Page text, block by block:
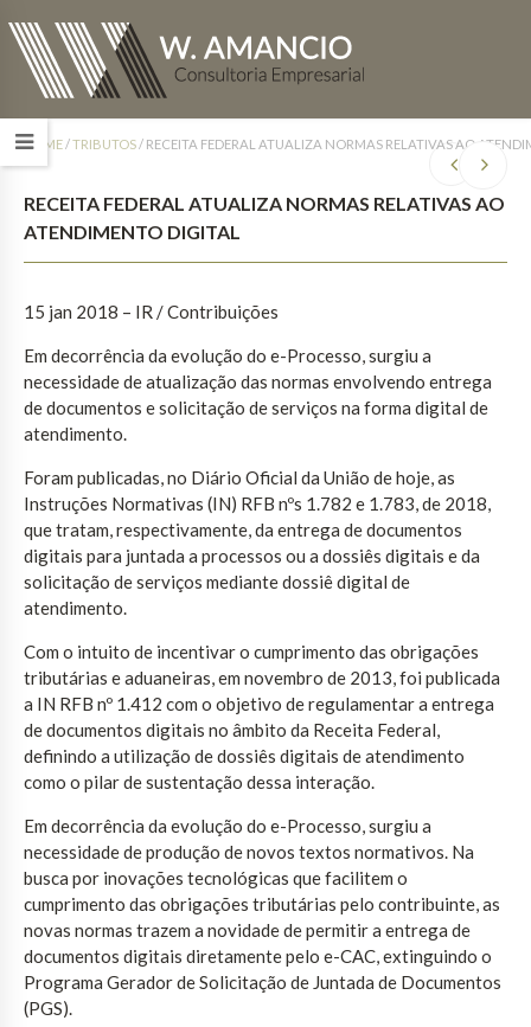
HOME/TRIBUTOS/ RECEITA FEDERAL ATUALIZA NORMAS RELATIVAS AO
RECEITA FEDERAL ATUALIZA NORMAS RELATIVAS AO
ATENDIMENTO DIGITAL
15 jan 2018 – IR / Contribuições
Em decorrência da evolução do e-Processo, surgiu a
necessidade de atualização das normas envolvendo entrega
de documentos e solicitação de serviços na forma digital de
atendimento.
Foram publicadas, no Diário Oficial da União de hoje, as
Instruções Normativas (IN) RFB nºs 1.782 e 1.783, de 2018,
que tratam, respectivamente, da entrega de documentos
digitais para juntada a processos ou a dossiês digitais e da
solicitação de serviços mediante dossiê digital de
atendimento.
Com o intuito de incentivar o cumprimento das obrigações
tributárias e aduaneiras, em novembro de 2013, foi publicada
a IN RFB nº 1.412 com o objetivo de regulamentar a entrega
de documentos digitais no âmbito da Receita Federal,
definindo a utilização de dossiês digitais de atendimento
como o pilar de sustentação dessa interação.
Em decorrência da evolução do e-Processo, surgiu a
necessidade de produção de novos textos normativos. Na
busca por inovações tecnológicas que facilitem o
cumprimento das obrigações tributárias pelo contribuinte, as
novas normas trazem a novidade de permitir a entrega de
documentos digitais diretamente pelo e-CAC, extinguindo o
Programa Gerador de Solicitação de Juntada de Documentos
(PGS).